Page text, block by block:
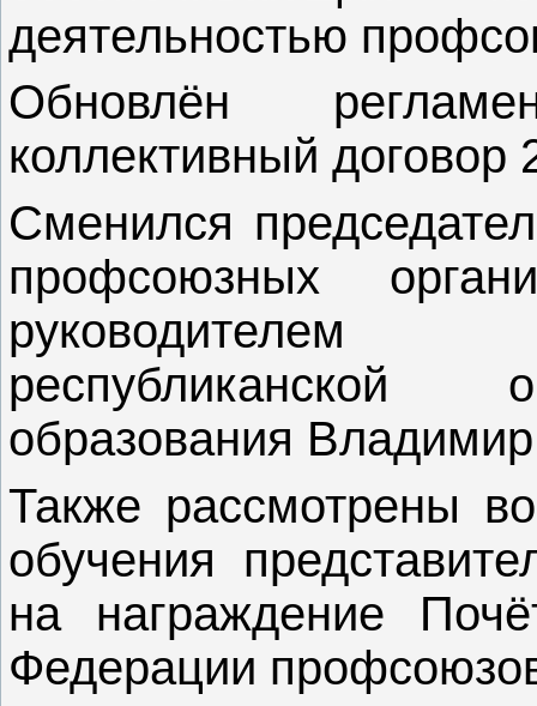
деятельностью
Обновлён
коллективный договор
Сменился
профсоюзных
руководителем
республиканской
образования
Также рассмотрены
обучения
на награждение
Федерации